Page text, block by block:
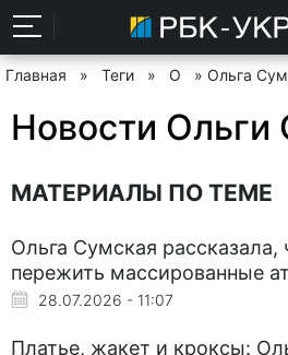
Главная » Теги » О » Ольга
Новости Ольги
МАТЕРИАЛЫ ПО ТЕМЕ
Ольга Сумская рассказала,
пережить массированные
28.07.2026 - 11:07
Платье, жакет и кроксы: